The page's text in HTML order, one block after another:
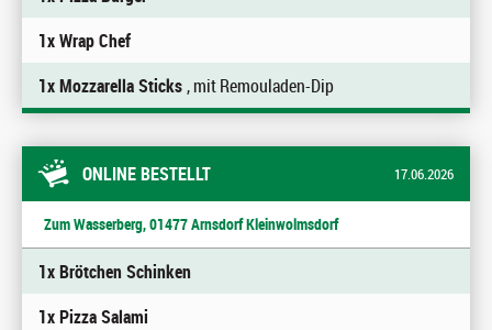
1x Wrap Chef
1x Mozzarella Sticks, mit Remouladen-Dip
ONLINE BESTELLT 17.06.2026
Zum Wasserberg, 01477 Arnsdorf Kleinwolmsdorf
1x Brötchen Schinken
1x Pizza Salami